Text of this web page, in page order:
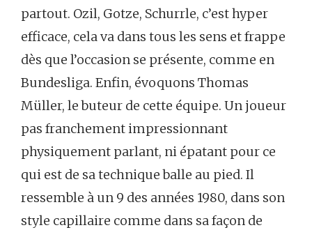
partout. Ozil, Gotze, Schurrle, c’est hyper
efficace, cela va dans tous les sens et frappe
dès que l’occasion se présente, comme en
Bundesliga. Enfin, évoquons Thomas
Müller, le buteur de cette équipe. Un joueur
pas franchement impressionnant
physiquement parlant, ni épatant pour ce
qui est de sa technique balle au pied. Il
ressemble à un 9 des années 1980, dans son
style capillaire comme dans sa façon de